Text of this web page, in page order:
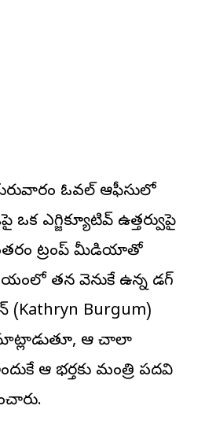
ఓవల్ ఆఫీసులో
ఒక ఎగ్జిక్యూటివ్ ఉత్తర్వుపై
ట్రంప్ మీడియాతో
తన వెనుకే ఉన్న డగ్
(Kathryn Burgum)
ఆమె చాలా
ఆమె భర్తకు మంత్రి పదవి